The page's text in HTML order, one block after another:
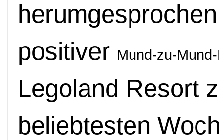
positiver Mund-zu-
Legoland Resort
beliebtesten